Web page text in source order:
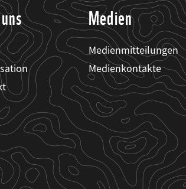
Medien
Medienmitteilungen
Medienkontakte